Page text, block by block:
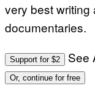
very best
documentaries.
Support for $2 See
Or, continue for free